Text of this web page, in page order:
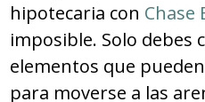
hipotecaria con Chase
imposible. Solo debes
elementos que
para moverse a las